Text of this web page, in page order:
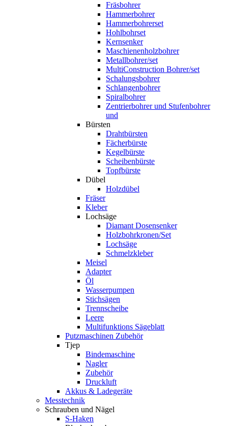
Fräsbohrer
Hammerbohrer
Hammerbohrerset
Hohlbohrset
Kernsenker
Maschienenholzbohrer
Metallbohrer/set
MultiConstruction Bohrer/set
Schalungsbohrer
Schlangenbohrer
Spiralbohrer
Zentrierbohrer und Stufenbohrer
und
Bürsten
Drahtbürsten
Fächerbürste
Kegelbürste
Scheibenbürste
Topfbürste
Dübel
Holzdübel
Fräser
Kleber
Lochsäge
Diamant Dosensenker
Holzbohrkronen/Set
Lochsäge
Schmelzkleber
Meisel
Adapter
Öl
Wasserpumpen
Stichsägen
Trennscheibe
Leere
Multifunktions Sägeblatt
Putzmaschinen Zubehör
Tjep
Bindemaschine
Nagler
Zubehör
Druckluft
Akkus & Ladegeräte
Messtechnik
Schrauben und Nägel
S-Haken